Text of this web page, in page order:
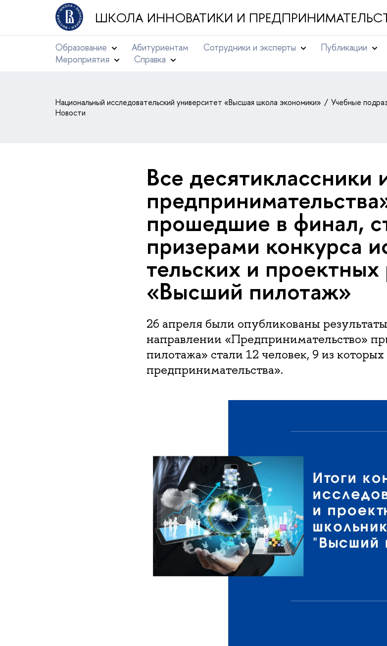
ШКОЛА ИННОВАТИКИ И
Образование Абитуриентам Сотрудники и эксперты Публикации
Мероприятия
Справка
Национальный исследовательский университет «Высшая школа экономики» Учебные
Новости
Все
прошедшие в финал,
призерами конкурса
тель­ских и проектных
«Высший пилотаж»
26 апреля были опубликованы
направлении «Предпринимательство»
пилотажа» стали 12 человек, 9 из
предпринимательства».